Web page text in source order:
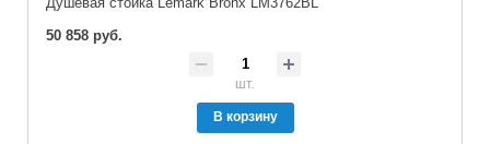
50 858 руб.
шт.
В корзину